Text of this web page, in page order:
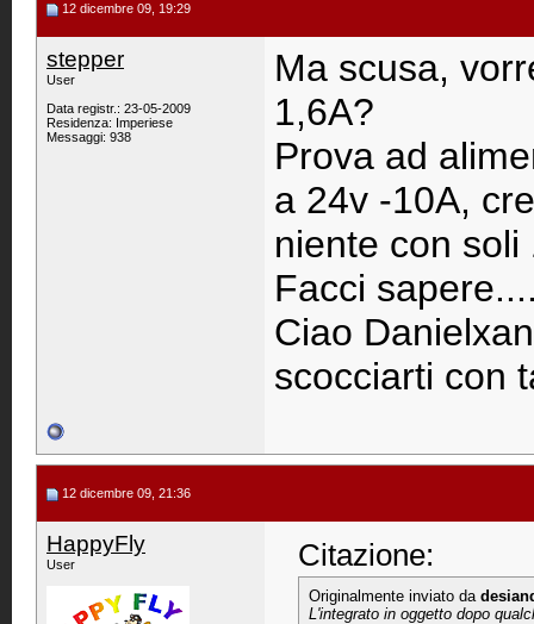
12 dicembre 09, 19:29
stepper
User
Data registr.: 23-05-2009
Residenza: Imperiese
Messaggi: 938
Ma scusa,
1,6A?
Prova ad
a 24v -10A,
niente con soli
Facci
Ciao
scocciarti con
12 dicembre 09, 21:36
HappyFly
User Citazione:
Originalmente inviato da
L'integrato in oggetto dopo